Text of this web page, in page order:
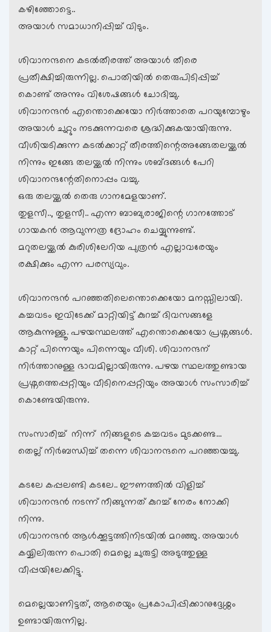
കഴിഞ്ഞോട്ടെ..
അയാള്‍ സമാധാനിപ്പിച്ച് വിടും.
ശിവാനന്ദനെ കടല്‍തീരത്ത് അയാള്‍ തീരെ
പ്രതീക്ഷിച്ചിരുന്നില്ല. പൊതിയില്‍ തെരുപിടിപ്പിച്ച്
കൊണ്ട് അന്നും വിശേഷങ്ങള്‍ ചോദിച്ചു.
ശിവാനന്ദന്‍ എന്തൊക്കെയോ നിര്‍ത്താതെ പറയുമ്പോഴും
അയാള്‍ ചുറ്റും നടക്കുന്നവരെ ശ്രദ്ധിക്കുകയായിരുന്നു.
വീശിയടിക്കുന്ന കടല്‍ക്കാറ്റ് തീരത്തിന്റെഅങ്ങേതലയ്ക്കല്‍
നിന്നും ഇങ്ങേ തലയ്ക്കല്‍ നിന്നും ശബ്ദങ്ങള്‍ പേറി
ശിവാനന്ദന്റേതിനൊപ്പം വച്ചു.
ഒരു തലയ്ക്കല്‍ തെരു ഗാനമേളയാണ്.
തുളസീ.., തുളസീ.. എന്ന ബാബുരാജിന്റെ ഗാനത്തോട്
ഗായകന്‍ ആവുന്നത്ര ദ്രോഹം ചെയ്യുന്നുണ്ട്.
മറുതലയ്ക്കല്‍ കുരിശിലേറിയ പുത്രന്‍ എല്ലാവരേയും
രക്ഷിക്കും എന്ന പരസ്യവും.
ശിവാനന്ദന്‍ പറഞ്ഞതിലെന്തൊക്കെയോ മനസ്സിലായി.
കച്ചവടം ഇവിടേക്ക് മാറ്റിയിട്ട് കുറച്ച് ദിവസങ്ങളേ
ആകുന്നുള്ളൂ. പഴയസ്ഥലത്ത് എന്തൊക്കെയോ പ്രശ്നങ്ങള്‍.
കാറ്റ് പിന്നെയും പിന്നെയും വീശി. ശിവാനന്ദന്
നിര്‍ത്താനുള്ള ഭാവമില്ലായിരുന്നു. പഴയ സ്ഥലത്തുണ്ടായ
പ്രശ്നത്തെപ്പറ്റിയും വീടിനെപ്പറ്റിയും അയാള്‍ സംസാരിച്ച്
കൊണ്ടേയിരുന്നു.
സംസാരിച്ച് നിന്ന് നിങ്ങളുടെ കച്ചവടം മുടക്കണ്ട…
തെല്ല് നിര്‍ബന്ധിച്ച് തന്നെ ശിവാനന്ദനെ പറഞ്ഞയച്ചു.
കടലേ കപ്പലണ്ടി കടലേ.. ഈണത്തില്‍ വിളിച്ച്
ശിവാനന്ദന്‍ നടന്ന് നീങ്ങുന്നത് കുറച്ച് നേരം നോക്കി
നിന്നു.
ശിവാനന്ദന്‍ ആള്‍ക്കൂട്ടത്തിനിടയില്‍ മറഞ്ഞു. അയാള്‍
കയ്യിലിരുന്ന പൊതി മെല്ലെ ചുരുട്ടി അടുത്തുള്ള
വീപ്പയിലേക്കിട്ടു.
മെല്ലെയാണിട്ടത്, ആരെയും പ്രകോപിപ്പിക്കാനുദ്ദേശ്ശം
ഉണ്ടായിരുന്നില്ല.